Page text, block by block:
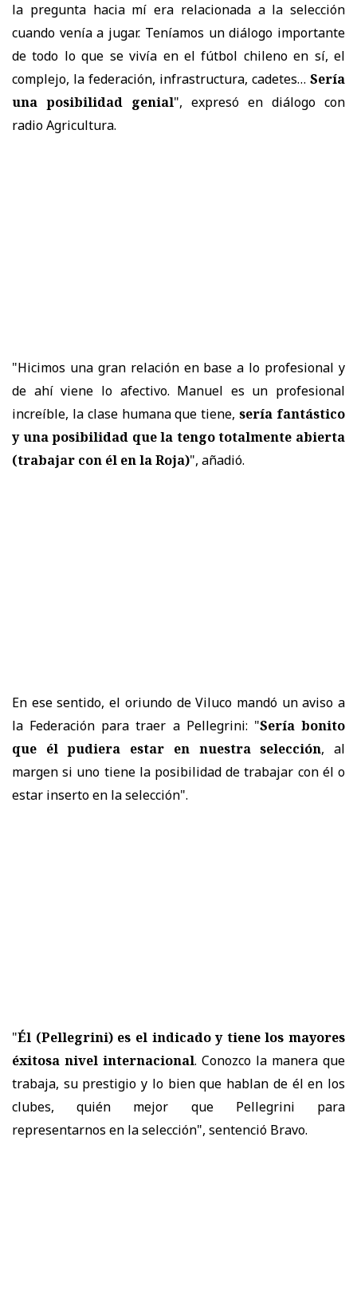
la pregunta hacia mí era relacionada a la selección
cuando venía a jugar. Teníamos un diálogo importante
de todo lo que se vivía en el fútbol chileno en sí, el
complejo, la federación, infrastructura, cadetes… Sería
una posibilidad genial", expresó en diálogo con
radio Agricultura.
"Hicimos una gran relación en base a lo profesional y
de ahí viene lo afectivo. Manuel es un profesional
increíble, la clase humana que tiene,sería fantástico
y una posibilidad que la tengo totalmente abierta
(trabajar con él en la Roja)", añadió.
En ese sentido, el oriundo de Viluco mandó un aviso a
la Federación para traer a Pellegrini: "Sería bonito
que él pudiera estar en nuestra selección, al
margen si uno tiene la posibilidad de trabajar con él o
estar inserto en la selección".
"Él (Pellegrini) es el indicado y tiene los mayores
éxitosa nivel internacional. Conozco la manera que
trabaja, su prestigio y lo bien que hablan de él en los
clubes, quién mejor que Pellegrini para
representarnos en la selección", sentenció Bravo.